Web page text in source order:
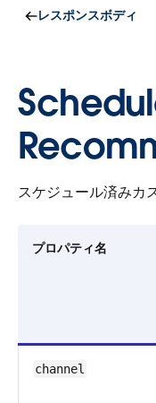
レスポンスボディ
スケジュール済みカ
プロパティ名
channel